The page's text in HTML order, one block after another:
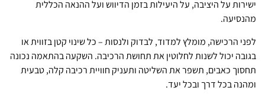
ישירות על היציבה, על היעילות בזמן הדיווש ועל ההנאה הכללית
מהנסיעה.
לפני הרכישה, מומלץ למדוד, לבדוק ולנסות – כל שינוי קטן בזווית או
בגובה יכול לשנות לחלוטין את תחושת הרכיבה. השקעה בהתאמה נכונה
תחסוך כאבים, תשפר את השליטה ותעניק חוויית רכיבה קלה, טבעית
ומהנה בכל דרך ובכל יעד.